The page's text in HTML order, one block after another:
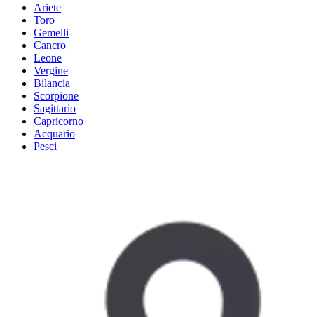
Ariete
Toro
Gemelli
Cancro
Leone
Vergine
Bilancia
Scorpione
Sagittario
Capricorno
Acquario
Pesci